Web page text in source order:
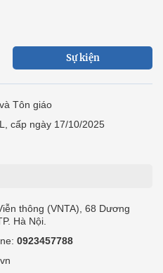
Sự kiện
Tôn giáo
cấp ngày 17/10/2025
thông (VNTA), 68 Dương
Hà Nội.
0923457788